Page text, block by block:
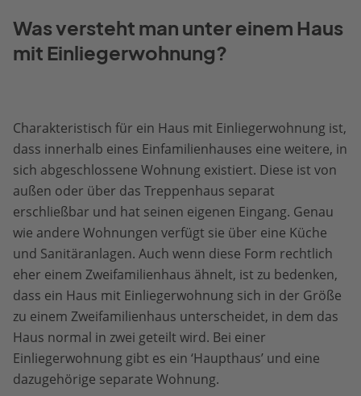
Was versteht man unter einem Haus
mit Einliegerwohnung?
Charakteristisch für ein Haus mit Einliegerwohnung ist,
dass innerhalb eines Einfamilienhauses eine weitere, in
sich abgeschlossene Wohnung existiert. Diese ist von
außen oder über das Treppenhaus separat
erschließbar und hat seinen eigenen Eingang. Genau
wie andere Wohnungen verfügt sie über eine Küche
und Sanitäranlagen. Auch wenn diese Form rechtlich
eher einem Zweifamilienhaus ähnelt, ist zu bedenken,
dass ein Haus mit Einliegerwohnung sich in der Größe
zu einem Zweifamilienhaus unterscheidet, in dem das
Haus normal in zwei geteilt wird. Bei einer
Einliegerwohnung gibt es ein ‘Haupthaus’ und eine
dazugehörige separate Wohnung.